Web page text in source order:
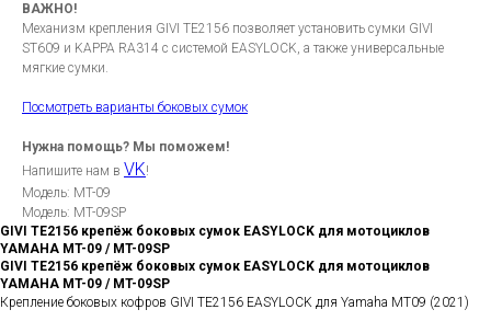
ВАЖНО!
Механизм крепления GIVI TE2156 позволяет установить сумки GIVI
ST609 и KAPPA RA314 с системой EASYLOCK, а также универсальные
мягкие сумки.
Посмотреть варианты боковых сумок
Нужна помощь? Мы поможем!
Напишите нам в VK!
Модель: MT-09
Модель: MT-09SP
GIVI TE2156 крепёж боковых сумок EASYLOCK для мотоциклов
YAMAHA MT-09 / MT-09SP
GIVI TE2156 крепёж боковых сумок EASYLOCK для мотоциклов
YAMAHA MT-09 / MT-09SP
Крепление боковых кофров GIVI TE2156 EASYLOCK для Yamaha MT09 (2021)